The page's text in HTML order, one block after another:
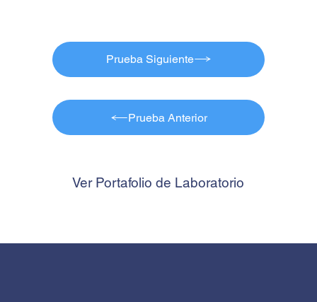
Prueba Anterior
Ver Portafolio de Laboratorio
Prueba Siguiente